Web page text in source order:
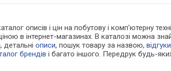
описів і цін на побутову і комп'ютерну
в інтернет-магазинах. В каталозі можна
детальніописи, пошук товару за назвою,відгуки
брендів і багато іншого. Передрук будь-